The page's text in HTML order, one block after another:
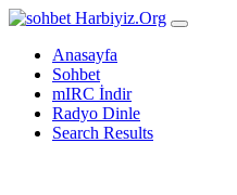
Harbiyiz.Org
Anasayfa
Sohbet
mIRC İndir
Radyo Dinle
Search Results